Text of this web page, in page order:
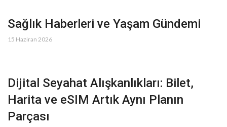
Sağlık Haberleri ve Yaşam Gündemi
15 Haziran 2026
Dijital Seyahat Alışkanlıkları: Bilet,
Harita ve eSIM Artık Aynı Planın
Parçası